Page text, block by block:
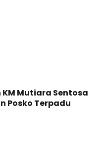
Mutiara Sentosa
Posko Terpadu